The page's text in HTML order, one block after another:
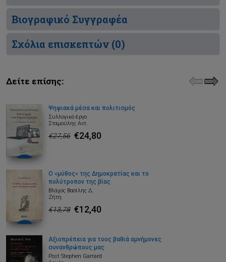
Βιογραφικό Συγγραφέα
Σχόλια επισκεπτών (0)
Δείτε επίσης:
Ψηφιακά μέσα και πολιτισμός
Συλλογικό έργο
Σταμούλης Αντ.
€27,56 €24,80
Ο «μύθος» της Δημοκρατίας και το
πολύτροπον της βίας
Βλάχος Βασίλης Δ.
Ζήτη
€13,78 €12,40
Αξιοπρέπεια για τους βαθιά αμνήμονες
συνανθρώπους μας
Post Stephen Garrard